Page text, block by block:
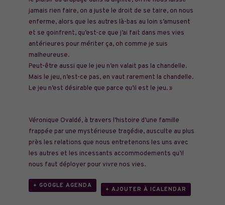
jamais rien faire, on a juste le droit de se taire, on nous
enferme, alors que les autres là-bas au loin s’amusent
et se goinfrent, qu’est-ce que j’ai fait dans mes vies
antérieures pour mériter ça, oh comme je suis
malheureuse.
Peut-être aussi que le jeu n’en valait pas la chandelle.
Mais le jeu, n’est-ce pas, en vaut rarement la chandelle.
Le jeu n’est désirable que parce qu’il est le jeu. »
Véronique Ovaldé, à travers l’histoire d’une famille
frappée par une mystérieuse tragédie, ausculte au plus
près les relations que nous entretenons les uns avec
les autres et les incessants accommodements qu’il
nous faut déployer pour vivre nos vies.
+ GOOGLE AGENDA
+ AJOUTER À ICALENDAR